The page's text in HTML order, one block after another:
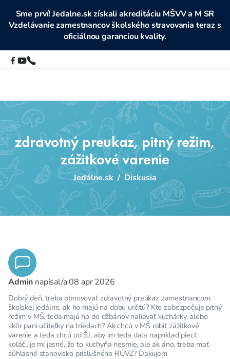
Sme prví! Jedalne.sk získali akreditáciu MŠVV a M SR
Vzdelávanie zamestnancov školského stravovania teraz s
oficiálnou garanciou kvality.
zdravotný preukaz, pitný režim,
zážitkové varenie
Jedálne.sk / Diskusia
Admin napísal/a08 apr 2026
Dobrý deň, treba obnovovať zdravotný preukaz zamestnancom
školskej jedálne, ak ho majú na dobu určitú? Kto zabezpečuje pitný
režim v MŠ, teda majú ho do džbánov nalievať kuchárky, alebo
skôr pani učiteľky na triedach? Ak chcú v MŠ robiť zážitkové
varenie a teda chcú od ŠJ, aby im teda dala napríklad piecť
koláč...je mi jasné, že to kuchyňa nesmie, ale ak áno, treba mať
súhlasné stanovisko príslušného RÚVZ? Ďakujem